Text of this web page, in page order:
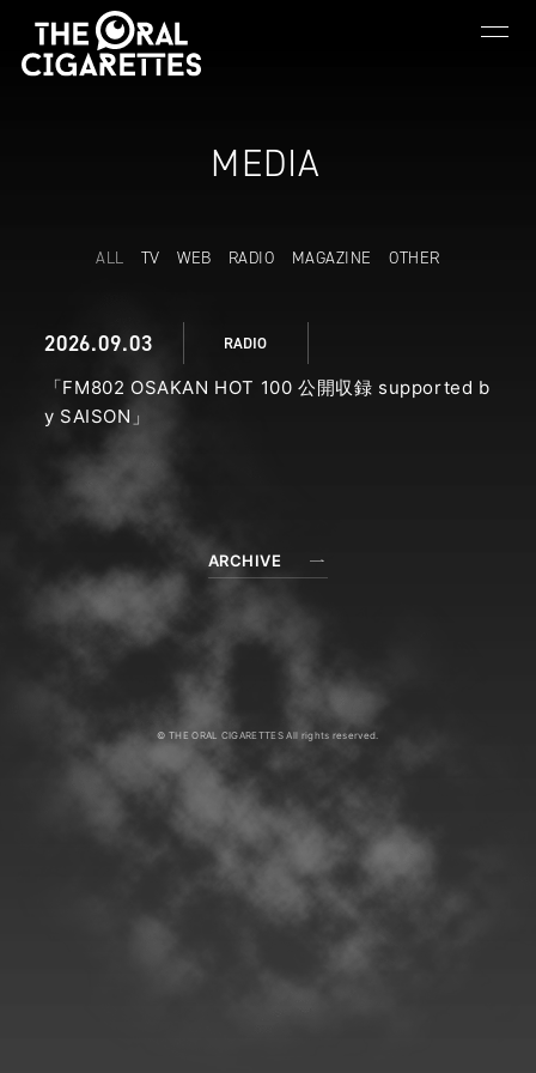
MEDIA
ALL TV WEB RADIO MAGAZINE OTHER
2026 09.03 RADIO
「FM802 OSAKAN HOT 100 公開収録 supported b
y SAISON」
ARCHIVE
© THE ORAL CIGARETTES All rights reserved.